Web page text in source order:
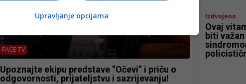
FACE TV
Upoznajte ekipu predstave “Očevi” i priču o
odgovornosti, prijateljstvu i sazrijevanju!
Izdvojeno
Ovaj
biti
Upravljanje opcijama